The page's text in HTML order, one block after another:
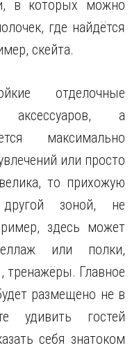
в которых можно
где найдётся
скейта.
отделочные
а
максимально
или просто
то прихожую
зоной, не
здесь может
или полки,
тренажёры. Главное
размещено не в
удивить гостей
себя знатоком